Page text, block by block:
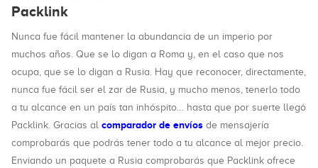
Packlink
Nunca fue fácil mantener la abundancia de un imperio por
muchos años. Que se lo digan a Roma y, en el caso que nos
ocupa, que se lo digan a Rusia. Hay que reconocer, directamente,
nunca fue fácil ser el zar de Rusia, y mucho menos, tenerlo todo
a tu alcance en un país tan inhóspito… hasta que por suerte llegó
Packlink. Gracias al comparador de envíos de mensajería
comprobarás que podrás tener todo a tu alcance al mejor precio.
Enviando un paquete a Rusia comprobarás que Packlink ofrece